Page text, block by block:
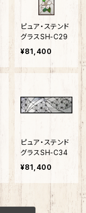
ピュア・ステンド
グラスSH-C29
¥81,400
ピュア・ステンド
グラスSH-C34
¥81,400